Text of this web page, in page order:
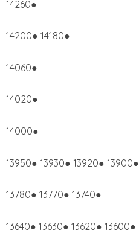
14260●
14200● 14180●
14060●
14020●
14000●
13950● 13930● 13920● 13900●
13780● 13770● 13740●
13640● 13630● 13620● 13600●